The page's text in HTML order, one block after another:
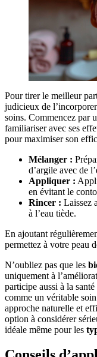
Pour tirer le meilleur
judicieux de
soins. Commencez par
familiariser avec ses
pour maximiser son
Mélanger :
d’argile avec de l’
Appliquer :
en évitant le
Rincer : Laissez
à l’eau tiède.
En ajoutant
permettez à votre peau
N’oubliez pas que les
uniquement à
participe aussi à la
comme un véritable
approche naturelle et
option à considérer
idéale même pour les